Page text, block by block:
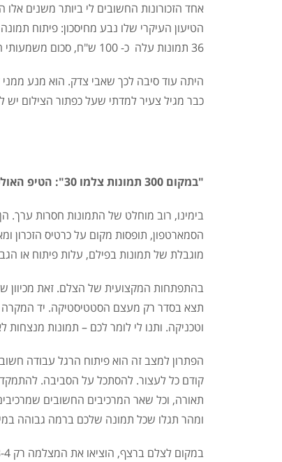
אחד הזכורונות החשובים לי ביותר משנים
36 תמונות עלה כ- 100 ש"ח, סכום משמעותי היום, ועוד יותר משמעותי בזמנו.
היתה עוד סיבה לכך שאבי צדק. הוא מנע
כבר מגיל צעיר למדתי שעל כפתור הצילום יש
"במקום 300 תמונות צלמו 30": הטיפ האולטימטיבי של איתמר תדמור
בימינו, רוב מוחלט של התמונות חסרות ערך.
הסמארטפון, תופסות מקום על כרטיס הזכרון
מוגבלת של תמונות בפילם, עלות פיתוח או
בהתפתחות המקצועית של הצלם. זאת
תצא בסדר רק מעצם הסטטיסטיקה. יד
וטכניקה. ותנו לי לומר לכם – תמונות מנצחות
הפתרון למצב זה הוא פיתוח הרגל עבודה
קודם כל לעצור. להסתכל על הסביבה. להתמקד
תאורה, וכל שאר המרכיבים החשובים
ומהר תגלו שכל תמונה שלכם ברמה גבוהה
במקום לצלם ברצף, הוציאו את המצלמה רק 3-4 פעמים ביום צילום, כשאתם מגיעים לסיטואציות הנכונות.